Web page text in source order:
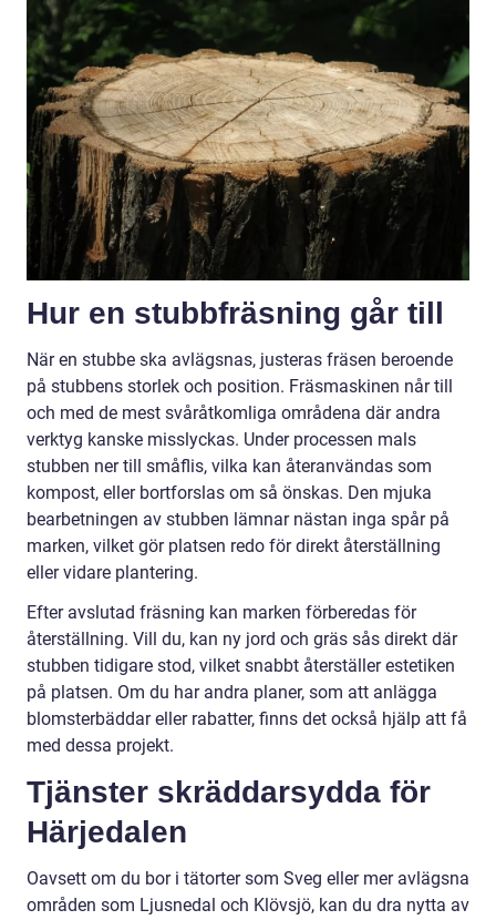
Hur en stubbfräsning går till
När en stubbe ska avlägsnas, justeras fräsen beroende
på stubbens storlek och position. Fräsmaskinen når till
och med de mest svåråtkomliga områdena där andra
verktyg kanske misslyckas. Under processen mals
stubben ner till småflis, vilka kan återanvändas som
kompost, eller bortforslas om så önskas. Den mjuka
bearbetningen av stubben lämnar nästan inga spår på
marken, vilket gör platsen redo för direkt återställning
eller vidare plantering.
Efter avslutad fräsning kan marken förberedas för
återställning. Vill du, kan ny jord och gräs sås direkt där
stubben tidigare stod, vilket snabbt återställer estetiken
på platsen. Om du har andra planer, som att anlägga
blomsterbäddar eller rabatter, finns det också hjälp att få
med dessa projekt.
Tjänster skräddarsydda för
Härjedalen
Oavsett om du bor i tätorter som Sveg eller mer avlägsna
områden som Ljusnedal och Klövsjö, kan du dra nytta av